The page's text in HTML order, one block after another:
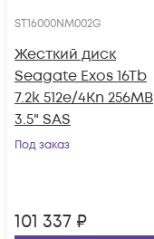
ST16000NM002G
Жесткий диск
Seagate Exos 16Tb
7.2k 512e/4Kn 256MB
3.5" SAS
Под заказ
101 337 ₽